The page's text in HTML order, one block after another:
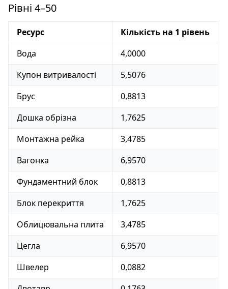
Рівні 4–50
Ресурс
Кількість на 1 рівень
Вода
4,0000
Купон витривалості
5,5076
Брус
0,8813
Дошка обрізна
1,7625
Монтажна рейка
3,4785
Вагонка
6,9570
Фундаментний блок
0,8813
Блок перекриття
1,7625
Облицювальна плита
3,4785
Цегла
6,9570
Швелер
0,0882